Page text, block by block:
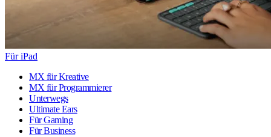
Für iPad
MX für Kreative
MX für Programmierer
Unterwegs
Ultimate Ears
Für Gaming
Für Business